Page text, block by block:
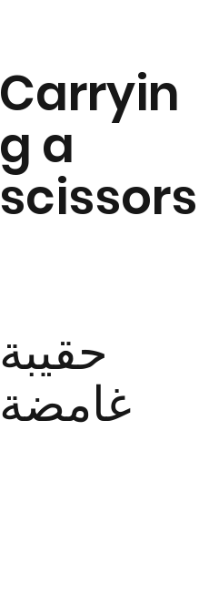
Carryin
g a
scissors
حقيبة
غامضة